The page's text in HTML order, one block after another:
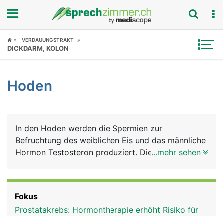
Fokus
Symptome
News
Rubriken
VERDAUUNGSTRAKT
DICKDARM, KOLON
Hoden
In den Hoden werden die Spermien zur
Befruchtung des weiblichen Eis und das männliche
Hormon Testosteron produziert. Die Hoden liegen
...mehr sehen
Fokus
Prostatakrebs: Hormontherapie erhöht Risiko für